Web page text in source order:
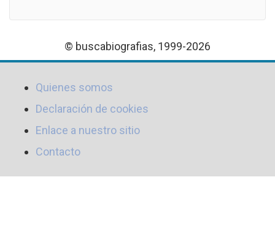
© buscabiografias, 1999-2026
Quienes somos
Declaración de cookies
Enlace a nuestro sitio
Contacto